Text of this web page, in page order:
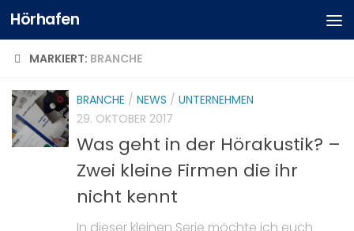
Hörhafen
MARKIERT: BRANCHE
BRANCHE / NEWS / UNTERNEHMEN
29. OKTOBER 2017
Was geht in der Hörakustik? –
Zwei kleine Firmen die ihr
nicht kennt